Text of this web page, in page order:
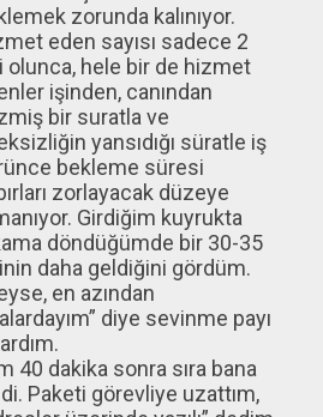
zorunda kalınıyor.
eden sayısı sadece 2
olunca, hele bir de hizmet
işinden, canından
bir suratla ve
yansıdığı süratle iş
bekleme süresi
zorlayacak düzeye
Girdiğim kuyrukta
döndüğümde bir 30-35
daha geldiğini gördüm.
en azından
diye sevinme payı
40 dakika sonra sıra bana
Paketi görevliye uzattım,